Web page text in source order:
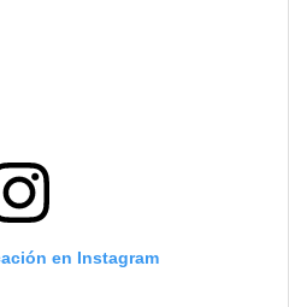
en Instagram